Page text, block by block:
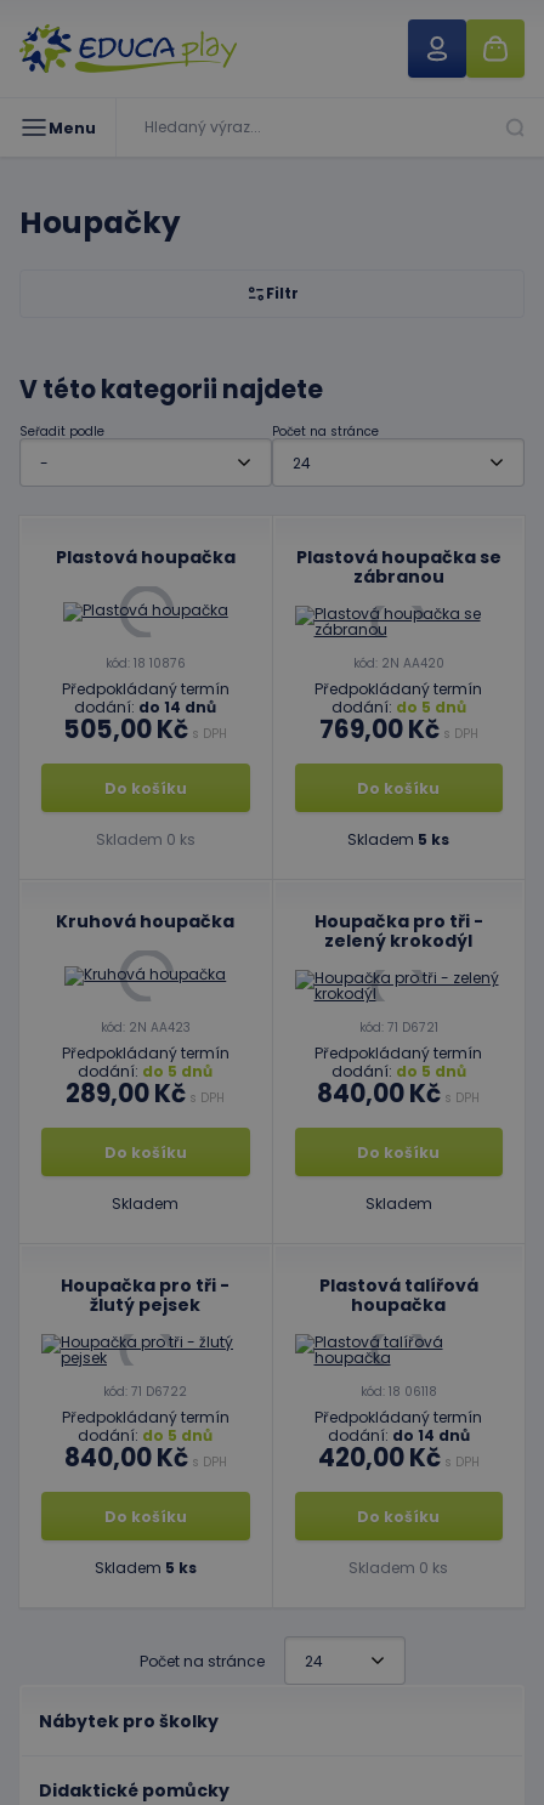
Menu
Nábytek pro školky
Didaktické pomůcky
Houpačky
Filtr
V této kategorii najdete
Seřadit podle Počet na stránce
Plastová houpačka
kód: 18 10876
Předpokládaný termín
dodání: do 14 dnů
505,00 Kč s DPH
Do košíku
Skladem 0 ks
Plastová houpačka se
zábranou
kód: 2N AA420
Předpokládaný termín
dodání: do 5 dnů
769,00 Kčs DPH
Do košíku
Skladem 5 ks
Kruhová houpačka
kód: 2N AA423
Předpokládaný termín
dodání: do 5 dnů
289,00 Kč s DPH
Do košíku
Skladem
Houpačka pro tři -
zelený krokodýl
kód: 71 D6721
Předpokládaný termín
dodání: do 5 dnů
840,00 Kč s DPH
Do košíku
Skladem
Houpačka pro tři -
žlutý pejsek
kód: 71 D6722
Předpokládaný termín
dodání: do 5 dnů
840,00 Kčs DPH
Do košíku
Skladem 5 ks
Plastová talířová
houpačka
kód: 18 06118
Předpokládaný termín
dodání: do 14 dnů
420,00 Kčs DPH
Do košíku
Skladem 0 ks
Počet na stránce